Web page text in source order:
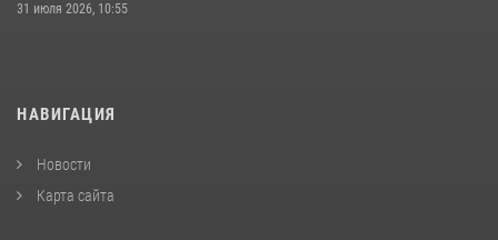
31 июля 2026, 10:55
НАВИГАЦИЯ
Новости
Карта сайта